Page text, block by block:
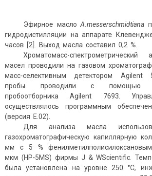
Эфирное маслоA .messerschmidtiana
гидродистилляции на аппарате
часов [2]. Выход масла составил 0,2 %.
Хроматомасс-
масел проводили на газовом
масс-селективным детектором Agilent
пробы проводили с помощью
пробоотборника Agilent 7693.
осуществлялось программным
(версия E.02).
Для анализа масла
газохроматографическую капиллярную
мм с 5 %
мкм (HP-5MS) фирмы J & WScientific.
была установлена на уровне 250 °C,